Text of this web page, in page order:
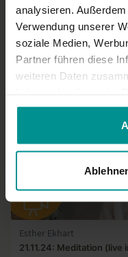
analysieren.
Verwendung unserer
soziale Medien,
Partner führen diese
weiteren Daten
gesammelt haben.
22.06.23: Meditation –
Für alle | Meditation
Esther Ekhart
21.11.24: Meditation (live